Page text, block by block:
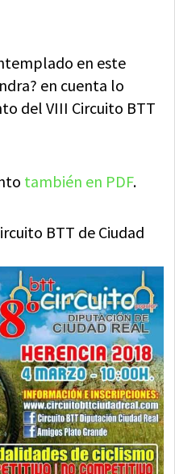
en este
en cuenta lo
del VIII Circuito BTT
también en PDF.
BTT de Ciudad